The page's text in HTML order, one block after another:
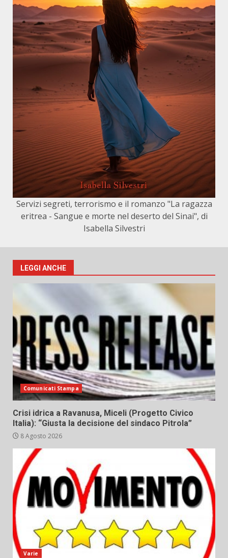
Servizi segreti, terrorismo e il romanzo "La ragazza
eritrea - Sangue e morte nel deserto del Sinai", di
Isabella Silvestri
LEGGI ANCHE
Comunicati Stampa
Crisi idrica a Ravanusa, Miceli (Progetto Civico
Italia): “Giusta la decisione del sindaco Pitrola”
8 Agosto 2026
Varie